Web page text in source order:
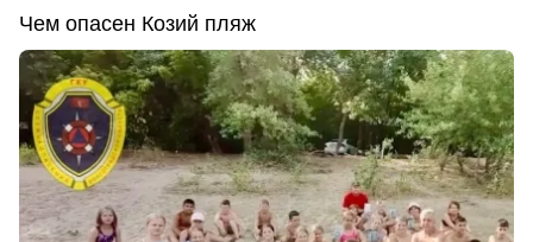
Чем опасен Козий пляж